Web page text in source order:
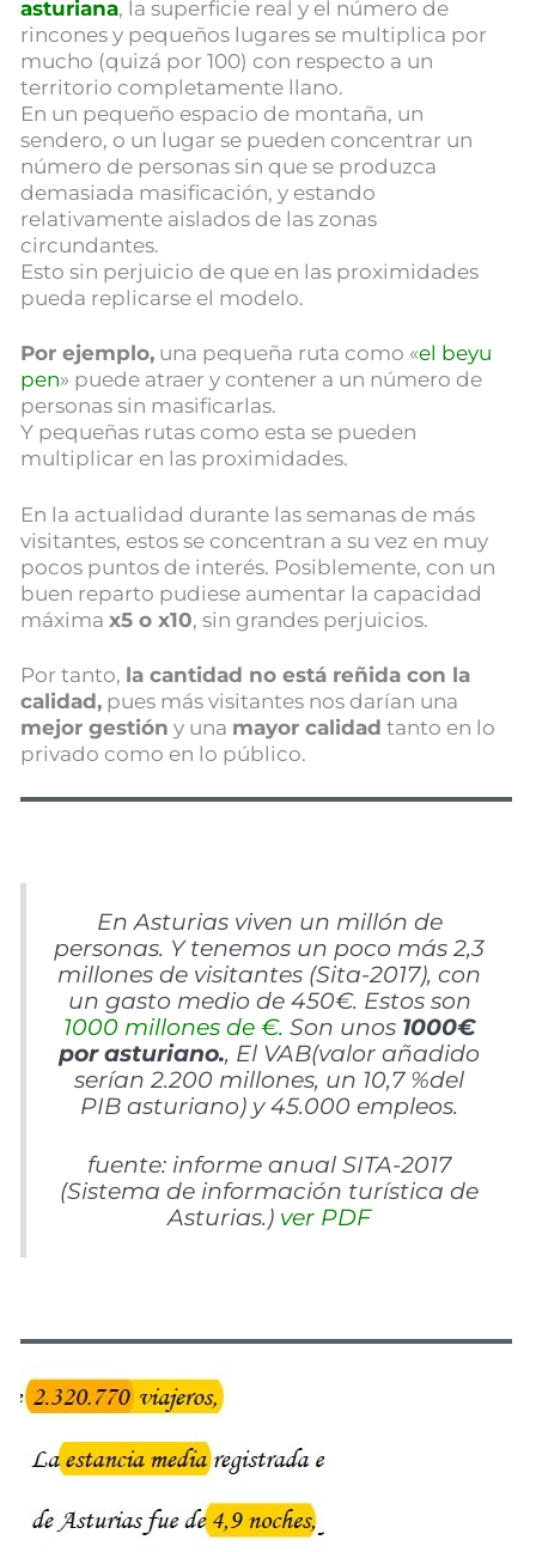
asturiana, la superficie real y el número de
rincones y pequeños lugares se multiplica por
mucho (quizá por 100) con respecto a un
territorio completamente llano.
En un pequeño espacio de montaña, un
sendero, o un lugar se pueden concentrar un
número de personas sin que se produzca
demasiada masificación, y estando
relativamente aislados de las zonas
circundantes.
Esto sin perjuicio de que en las proximidades
pueda replicarse el modelo.
Por ejemplo, una pequeña ruta como «el beyu
pen» puede atraer y contener a un número de
personas sin masificarlas.
Y pequeñas rutas como esta se pueden
multiplicar en las proximidades.
En la actualidad durante las semanas de más
visitantes, estos se concentran a su vez en muy
pocos puntos de interés. Posiblemente, con un
buen reparto pudiese aumentar la capacidad
máxima x5 o x10, sin grandes perjuicios.
Por tanto, la cantidad no está reñida con la
calidad, pues más visitantes nos darían una
mejor gestión y una mayor calidad tanto en lo
privado como en lo público.
En Asturias viven un millón de
personas. Y tenemos un poco más 2,3
millones de visitantes (Sita-2017), con
un gasto medio de 450€. Estos son
1000 millones de €. Son unos 1000€
por asturiano., El VAB(valor añadido
serían 2.200 millones, un 10,7 %del
PIB asturiano) y 45.000 empleos.
fuente: informe anual SITA-2017
(Sistema de información turística de
Asturias.) ver PDF